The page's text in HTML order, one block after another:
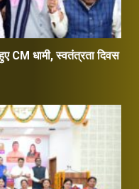
CM धामी, स्वतंत्रता दिवस